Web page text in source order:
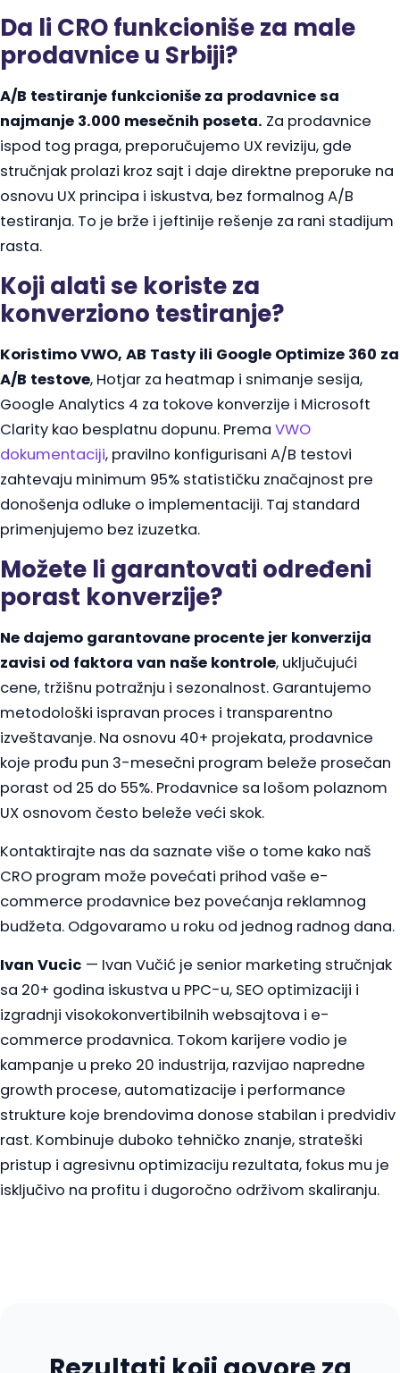
Da li CRO funkcioniše za male
prodavnice u Srbiji?
A/B testiranje funkcioniše za prodavnice sa
najmanje 3.000 mesečnih poseta. Za prodavnice
ispod tog praga, preporučujemo UX reviziju, gde
stručnjak prolazi kroz sajt i daje direktne preporuke na
osnovu UX principa i iskustva, bez formalnog A/B
testiranja. To je brže i jeftinije rešenje za rani stadijum
rasta.
Koji alati se koriste za
konverziono testiranje?
Koristimo VWO, AB Tasty ili Google Optimize 360 za
A/B testove, Hotjar za heatmap i snimanje sesija,
Google Analytics 4 za tokove konverzije i Microsoft
Clarity kao besplatnu dopunu. Prema VWO
dokumentaciji, pravilno konfigurisani A/B testovi
zahtevaju minimum 95% statističku značajnost pre
donošenja odluke o implementaciji. Taj standard
primenjujemo bez izuzetka.
Možete li garantovati određeni
porast konverzije?
Ne dajemo garantovane procente jer konverzija
zavisi od faktora van naše kontrole, uključujući
cene, tržišnu potražnju i sezonalnost. Garantujemo
metodološki ispravan proces i transparentno
izveštavanje. Na osnovu 40+ projekata, prodavnice
koje prođu pun 3-mesečni program beleže prosečan
porast od 25 do 55%. Prodavnice sa lošom polaznom
UX osnovom često beleže veći skok.
Kontaktirajte nas da saznate više o tome kako naš
CRO program može povećati prihod vaše e-
commerce prodavnice bez povećanja reklamnog
budžeta. Odgovaramo u roku od jednog radnog dana.
Ivan Vucic — Ivan Vučić je senior marketing stručnjak
sa 20+ godina iskustva u PPC-u, SEO optimizaciji i
izgradnji visokokonvertibilnih websajtova i e-
commerce prodavnica. Tokom karijere vodio je
kampanje u preko 20 industrija, razvijao napredne
growth procese, automatizacije i performance
strukture koje brendovima donose stabilan i predvidiv
rast. Kombinuje duboko tehničko znanje, strateški
pristup i agresivnu optimizaciju rezultata, fokus mu je
isključivo na profitu i dugoročno održivom skaliranju.